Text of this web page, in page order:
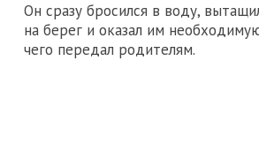
Он сразу бросился в воду,
на берег и оказал им
чего передал родителям.